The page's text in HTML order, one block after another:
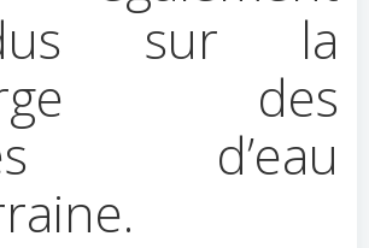
sur la
des
d’eau